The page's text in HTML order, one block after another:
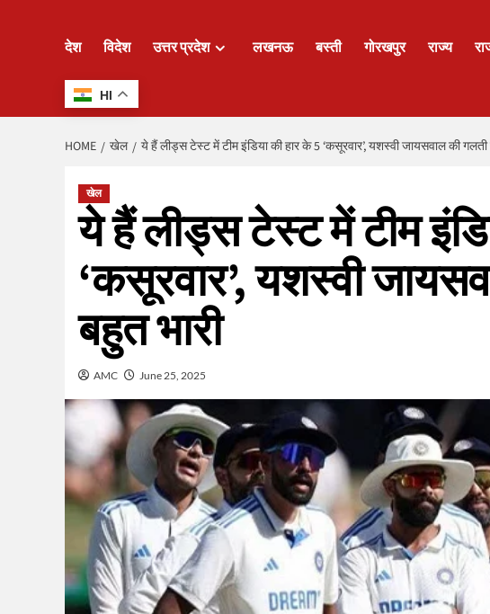
देश विदेश उत्तर प्रदेश लखनऊ बस्ती गोरखपुर राज्य
HI
HOME खेल ये हैं लीड्स टेस्ट में टीम इंडिया की हार के 5 ‘कसूरवार’, यशस्वी जायसवाल की गलती
खेल
ये हैं लीड्स टेस्ट में टीम
‘कसूरवार’, यशस्वी
बहुत भारी
AMC June 25, 2025